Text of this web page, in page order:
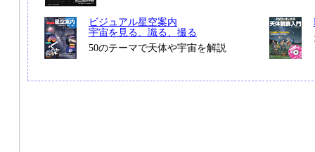
ビジュアル星空案内
宇宙を見る、識る、撮る
50のテーマで天体や宇宙を解説